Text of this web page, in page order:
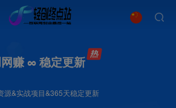
赚 ∞ 稳定更新
源&实战项目&365天稳定更新